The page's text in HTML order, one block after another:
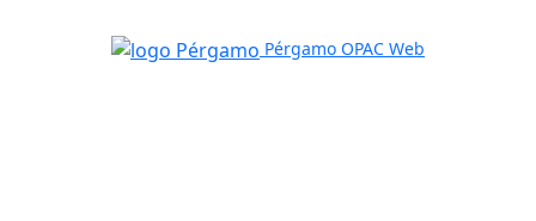
Pérgamo OPAC Web